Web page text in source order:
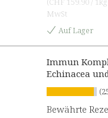
MwSt
Auf Lager
Immun
Echinacea
Konzentrat
Bewährte